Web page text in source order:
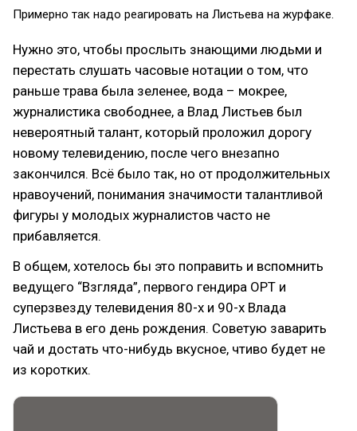
Примерно так надо реагировать на Листьева на журфаке.
Нужно это, чтобы прослыть знающими людьми и
перестать слушать часовые нотации о том, что
раньше трава была зеленее, вода – мокрее,
журналистика свободнее, а Влад Листьев был
невероятный талант, который проложил дорогу
новому телевидению, после чего внезапно
закончился. Всё было так, но от продолжительных
нравоучений, понимания значимости талантливой
фигуры у молодых журналистов часто не
прибавляется.
В общем, хотелось бы это поправить и вспомнить
ведущего “Взгляда”, первого гендира ОРТ и
суперзвезду телевидения 80-х и 90-х Влада
Листьева в его день рождения. Советую заварить
чай и достать что-нибудь вкусное, чтиво будет не
из коротких.